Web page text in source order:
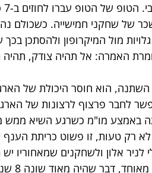
של שחקני חמישייה. כשכולם
מול המיקרופון ולהסתכן
האמרה: אל תהיה צודק, תהיה
הוא חוסר היכולת של
לחבר פרצוף לרצונות של
באמצע מו"מ כשרגע השיא ממש
לא רק טעות, זו פשוט כריתת
לניר אלון ולשחקנים שמאחוריו
דבר שהיה מאוד שונה 8 שנים לפני.